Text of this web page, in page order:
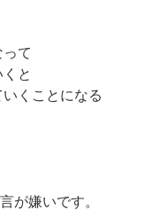
て
と
くことになる
が嫌いです。